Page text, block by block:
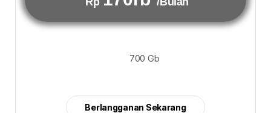
700 Gb
Berlangganan Sekarang